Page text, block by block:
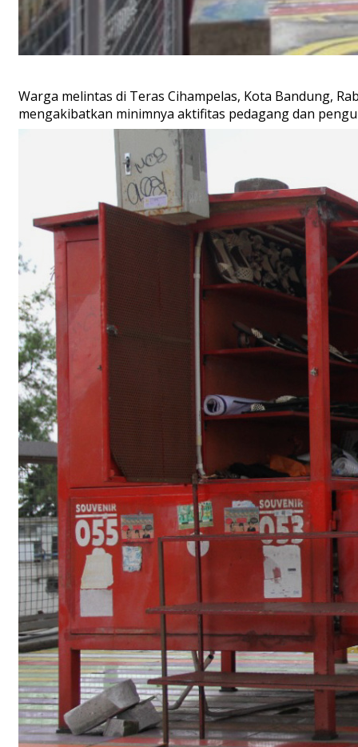
Warga melintas di Teras Cihampelas, Kota Bandung,
mengakibatkan minimnya aktifitas pedagang dan